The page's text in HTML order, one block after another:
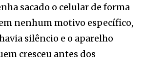
sacado o celular de forma
nenhum motivo específico,
silêncio e o aparelho
cresceu antes dos